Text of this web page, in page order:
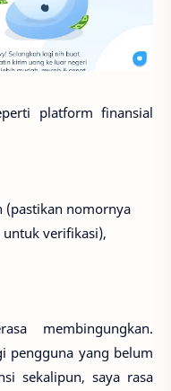
platform finansial
(pastikan nomornya
verifikasi),
membingungkan.
pengguna yang belum
sekalipun, saya rasa